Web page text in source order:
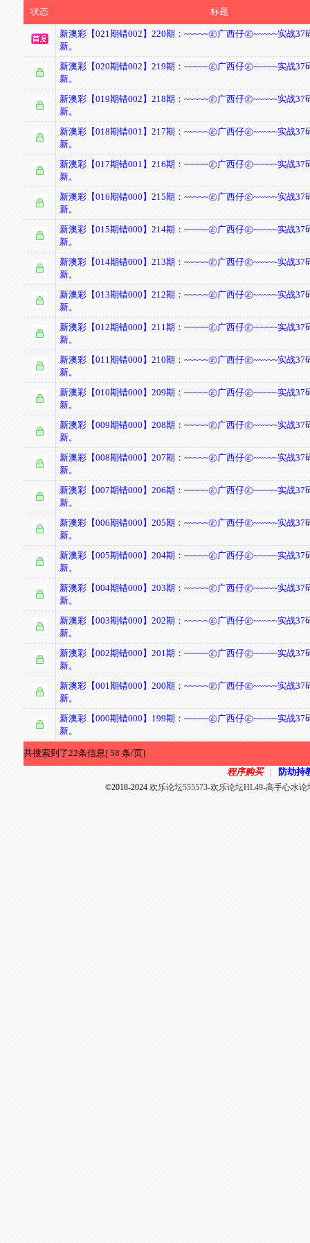
状态 标题
新澳彩【021期错002】220期：~~~~~㊣广西仔㊣~~~~~实战37
新。
新澳彩【020期错002】219期：~~~~~㊣广西仔㊣~~~~~实战37
新。
新澳彩【019期错002】218期：~~~~~㊣广西仔㊣~~~~~实战37
新。
新澳彩【018期错001】217期：~~~~~㊣广西仔㊣~~~~~实战37
新。
新澳彩【017期错001】216期：~~~~~㊣广西仔㊣~~~~~实战37
新。
新澳彩【016期错000】215期：~~~~~㊣广西仔㊣~~~~~实战37
新。
新澳彩【015期错000】214期：~~~~~㊣广西仔㊣~~~~~实战37
新。
新澳彩【014期错000】213期：~~~~~㊣广西仔㊣~~~~~实战37
新。
新澳彩【013期错000】212期：~~~~~㊣广西仔㊣~~~~~实战37
新。
新澳彩【012期错000】211期：~~~~~㊣广西仔㊣~~~~~实战37
新。
新澳彩【011期错000】210期：~~~~~㊣广西仔㊣~~~~~实战37
新。
新澳彩【010期错000】209期：~~~~~㊣广西仔㊣~~~~~实战37
新。
新澳彩【009期错000】208期：~~~~~㊣广西仔㊣~~~~~实战37
新。
新澳彩【008期错000】207期：~~~~~㊣广西仔㊣~~~~~实战37
新。
新澳彩【007期错000】206期：~~~~~㊣广西仔㊣~~~~~实战37
新。
新澳彩【006期错000】205期：~~~~~㊣广西仔㊣~~~~~实战37
新。
新澳彩【005期错000】204期：~~~~~㊣广西仔㊣~~~~~实战37
新。
新澳彩【004期错000】203期：~~~~~㊣广西仔㊣~~~~~实战37
新。
新澳彩【003期错000】202期：~~~~~㊣广西仔㊣~~~~~实战37
新。
新澳彩【002期错000】201期：~~~~~㊣广西仔㊣~~~~~实战37
新。
新澳彩【001期错000】200期：~~~~~㊣广西仔㊣~~~~~实战37
新。
新澳彩【000期错000】199期：~~~~~㊣广西仔㊣~~~~~实战37
新。
共搜索到了22条信息[ 58 条/页]
程序购买
防劫持
©2018-2024欢乐论坛555573-欢乐论坛HL49-高手心水